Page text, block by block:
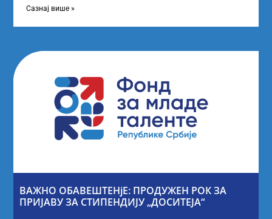
Сазнај више »
ВАЖНО ОБАВЕШТЕНјЕ: ПРОДУЖЕН РОК ЗА
ПРИЈАВУ ЗА СТИПЕНДИЈУ „ДОСИТЕЈА“